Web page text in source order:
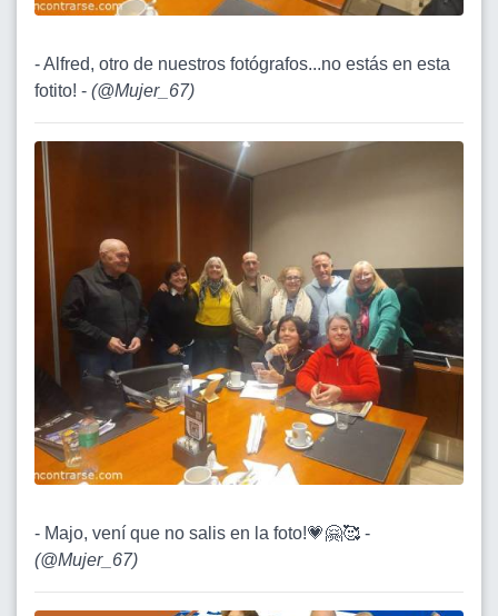
- Alfred, otro de nuestros fotógrafos...no estás en esta
fotito! - (@Mujer_67)
- Majo, vení que no salis en la foto!💗🤗🥰 -
(@Mujer_67)